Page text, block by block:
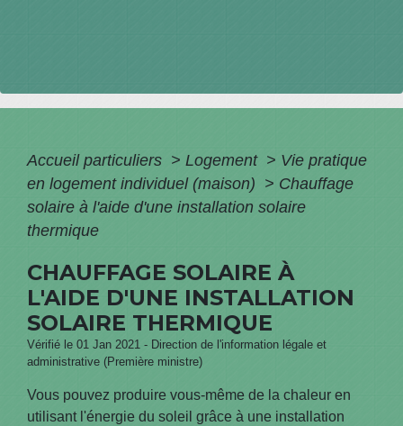
Accueil particuliers > Logement > Vie pratique
en logement individuel (maison) > Chauffage
solaire à l'aide d'une installation solaire
thermique
CHAUFFAGE SOLAIRE À
L'AIDE D'UNE INSTALLATION
SOLAIRE THERMIQUE
Vérifié le 01 Jan 2021 - Direction de l'information légale et
administrative (Première ministre)
Vous pouvez produire vous-même de la chaleur en
utilisant l'énergie du soleil grâce à une installation